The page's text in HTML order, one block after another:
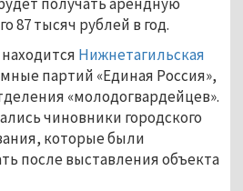
87 тысяч рублей в год.
Нижнетагильская
партий «Единая Россия»,
«молодогвардейцев».
чиновники городского
которые были
после выставления объекта